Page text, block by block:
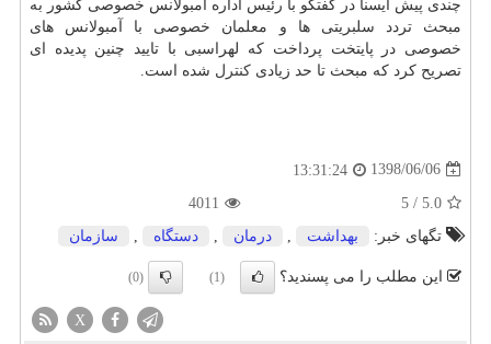
چندی پیش ایسنا در گفتگو با رئیس اداره آمبولانس خصوصی كشور به
مبحث تردد سلبریتی ها و معلمان خصوصی با آمبولانس های
خصوصی در پایتخت پرداخت كه لهراسبی با تایید چنین پدیده ای
تصریح كرد كه مبحث تا حد زیادی كنترل شده است.
1398/06/06
13:31:24
5.0
/
5
4011
تگهای خبر:
بهداشت درمان دستگاه سازمان
این مطلب را می پسندید؟ (1)
(0)
X